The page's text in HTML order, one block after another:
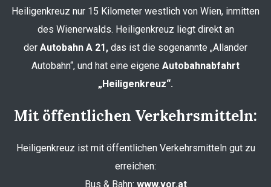
Heiligenkreuz nur 15 Kilometer westlich von Wien, inmitten
des Wienerwalds. Heiligenkreuz liegt direkt an
der Autobahn A 21, das ist die sogenannte „Allander
Autobahn“, und hat eine eigene Autobahnabfahrt
„Heiligenkreuz“.
Mit öffentlichen Verkehrsmitteln:
Heiligenkreuz ist mit öffentlichen Verkehrsmitteln gut zu
erreichen:
Bus & Bahn: www.vor.at